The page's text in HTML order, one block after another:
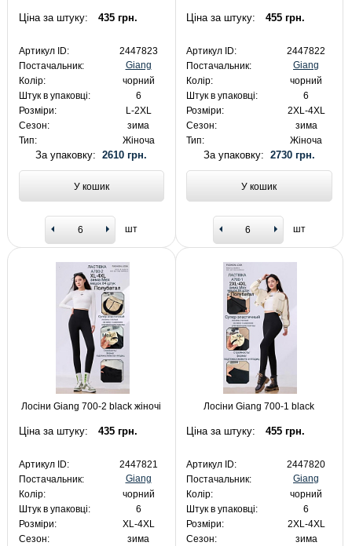
Ціна за штуку: 435 грн.
Артикул ID:
2447823
Постачальник:
Giang
Колір:
чорний
Штук в упаковці:
6
Розміри:
L-2XL
Сезон:
зима
Тип:
Жіноча
За упаковку:2610 грн.
У кошик
шт
Ціна за штуку: 455 грн.
Артикул ID:
2447822
Постачальник:
Giang
Колір:
чорний
Штук в упаковці:
6
Розміри:
2XL-4XL
Сезон:
зима
Тип:
Жіноча
За упаковку: 2730 грн.
У кошик
шт
Лосіни Giang 700-2 black жіночі
Ціна за штуку: 435 грн.
Артикул ID:
2447821
Постачальник:
Giang
Колір:
чорний
Штук в упаковці:
6
Розміри:
XL-4XL
Сезон:
зима
Лосіни Giang 700-1 black
Ціна за штуку: 455 грн.
Артикул ID:
2447820
Постачальник:
Giang
Колір:
чорний
Штук в упаковці:
6
Розміри:
2XL-4XL
Сезон:
зима